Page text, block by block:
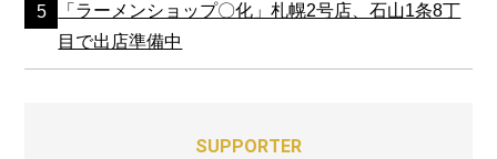
「ラーメンショップ〇化」札幌2号店、石山1条8丁
目で出店準備中
SUPPORTER